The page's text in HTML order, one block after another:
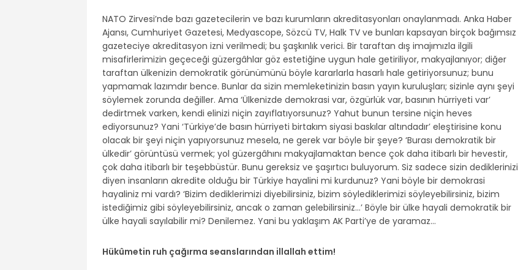
NATO Zirvesi’nde bazı gazetecilerin ve bazı kurumların akreditasyonları onaylanmadı. Anka Haber
Ajansı, Cumhuriyet Gazetesi, Medyascope, Sözcü TV, Halk TV ve bunları kapsayan birçok bağımsız
gazeteciye akreditasyon izni verilmedi; bu şaşkınlık verici. Bir taraftan dış imajımızla ilgili
misafirlerimizin geçeceği güzergâhlar göz estetiğine uygun hale getiriliyor, makyajlanıyor; diğer
taraftan ülkenizin demokratik görünümünü böyle kararlarla hasarlı hale getiriyorsunuz; bunu
yapmamak lazımdır bence. Bunlar da sizin memleketinizin basın yayın kuruluşları; sizinle aynı şeyi
söylemek zorunda değiller. Ama ‘Ülkenizde demokrasi var, özgürlük var, basının hürriyeti var’
dedirtmek varken, kendi elinizi niçin zayıflatıyorsunuz? Yahut bunun tersine niçin heves
ediyorsunuz? Yani ‘Türkiye’de basın hürriyeti birtakım siyasi baskılar altındadır’ eleştirisine konu
olacak bir şeyi niçin yapıyorsunuz mesela, ne gerek var böyle bir şeye? ‘Burası demokratik bir
ülkedir’ görüntüsü vermek; yol güzergâhını makyajlamaktan bence çok daha itibarlı bir hevestir,
çok daha itibarlı bir teşebbüstür. Bunu gereksiz ve şaşırtıcı buluyorum. Siz sadece sizin dediklerinizi
diyen insanların akredite olduğu bir Türkiye hayalini mi kurdunuz? Yani böyle bir demokrasi
hayaliniz mi vardı? ‘Bizim dediklerimizi diyebilirsiniz, bizim söylediklerimizi söyleyebilirsiniz, bizim
istediğimiz gibi söyleyebilirsiniz, ancak o zaman gelebilirsiniz…’ Böyle bir ülke hayali demokratik bir
ülke hayali sayılabilir mi? Denilemez. Yani bu yaklaşım AK Parti’ye de yaramaz…
Hükûmetin ruh çağırma seanslarından illallah ettim!